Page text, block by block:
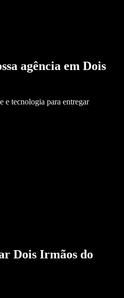
agência em Dois
e tecnologia para entregar
Dois Irmãos do